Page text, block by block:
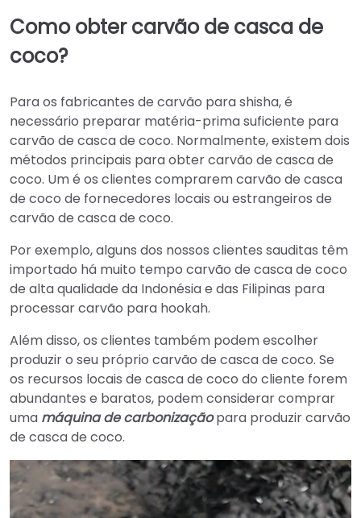
Como obter carvão de casca de
coco?
Para os fabricantes de carvão para shisha, é
necessário preparar matéria-prima suficiente para
carvão de casca de coco. Normalmente, existem dois
métodos principais para obter carvão de casca de
coco. Um é os clientes comprarem carvão de casca
de coco de fornecedores locais ou estrangeiros de
carvão de casca de coco.
Por exemplo, alguns dos nossos clientes sauditas têm
importado há muito tempo carvão de casca de coco
de alta qualidade da Indonésia e das Filipinas para
processar carvão para hookah.
Além disso, os clientes também podem escolher
produzir o seu próprio carvão de casca de coco. Se
os recursos locais de casca de coco do cliente forem
abundantes e baratos, podem considerar comprar
uma máquina de carbonizaçãopara produzir carvão
de casca de coco.